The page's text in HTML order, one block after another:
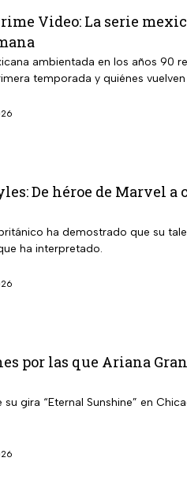
Video: La serie
ambientada en los años 90
temporada y quiénes
De héroe de Marvel
ha demostrado que su
ha interpretado.
por las que Ariana
su gira “Eternal Sunshine” en